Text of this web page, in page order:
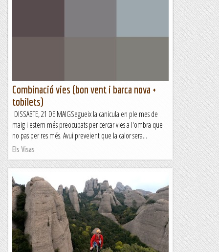
complicació. Aquesta vegada...
Combinació vies (bon vent i barca nova +
tobilets)
DISSABTE, 21 DE MAIGSegueix la canicula en ple mes de
maig i estem més preocupats per cercar vies a l'ombra que
no pas per res més. Avui preveient que la calor sera...
Els Visas